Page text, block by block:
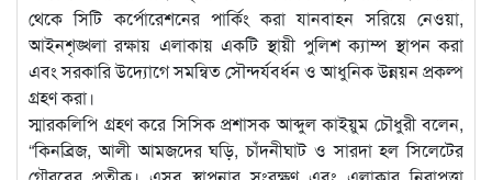
থেকে সিটি কর্পোরেশনের পার্কিং করা যানবাহন সরিয়ে নেওয়া,
আইনশৃঙ্খলা রক্ষায় এলাকায় একটি স্থায়ী পুলিশ ক্যাম্প স্থাপন করা
এবং সরকারি উদ্যোগে সমন্বিত সৌন্দর্যবর্ধন ও আধুনিক উন্নয়ন প্রকল্প
গ্রহণ করা।
​স্মারকলিপি গ্রহণ করে সিসিক প্রশাসক আব্দুল কাইয়ুম চৌধুরী বলেন,
“কিনব্রিজ, আলী আমজদের ঘড়ি, চাঁদনীঘাট ও সারদা হল সিলেটের